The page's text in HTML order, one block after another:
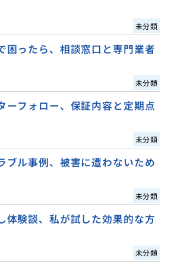
未分類
困ったら、相談窓口と専門業者
未分類
ーフォロー、保証内容と定期点
未分類
ブル事例、被害に遭わないため
未分類
体験談、私が試した効果的な方
未分類